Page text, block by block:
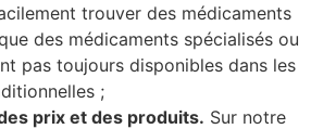
trouver des médicaments
des médicaments spécialisés ou
pas toujours disponibles dans les
;
prix et des produits. Sur notre